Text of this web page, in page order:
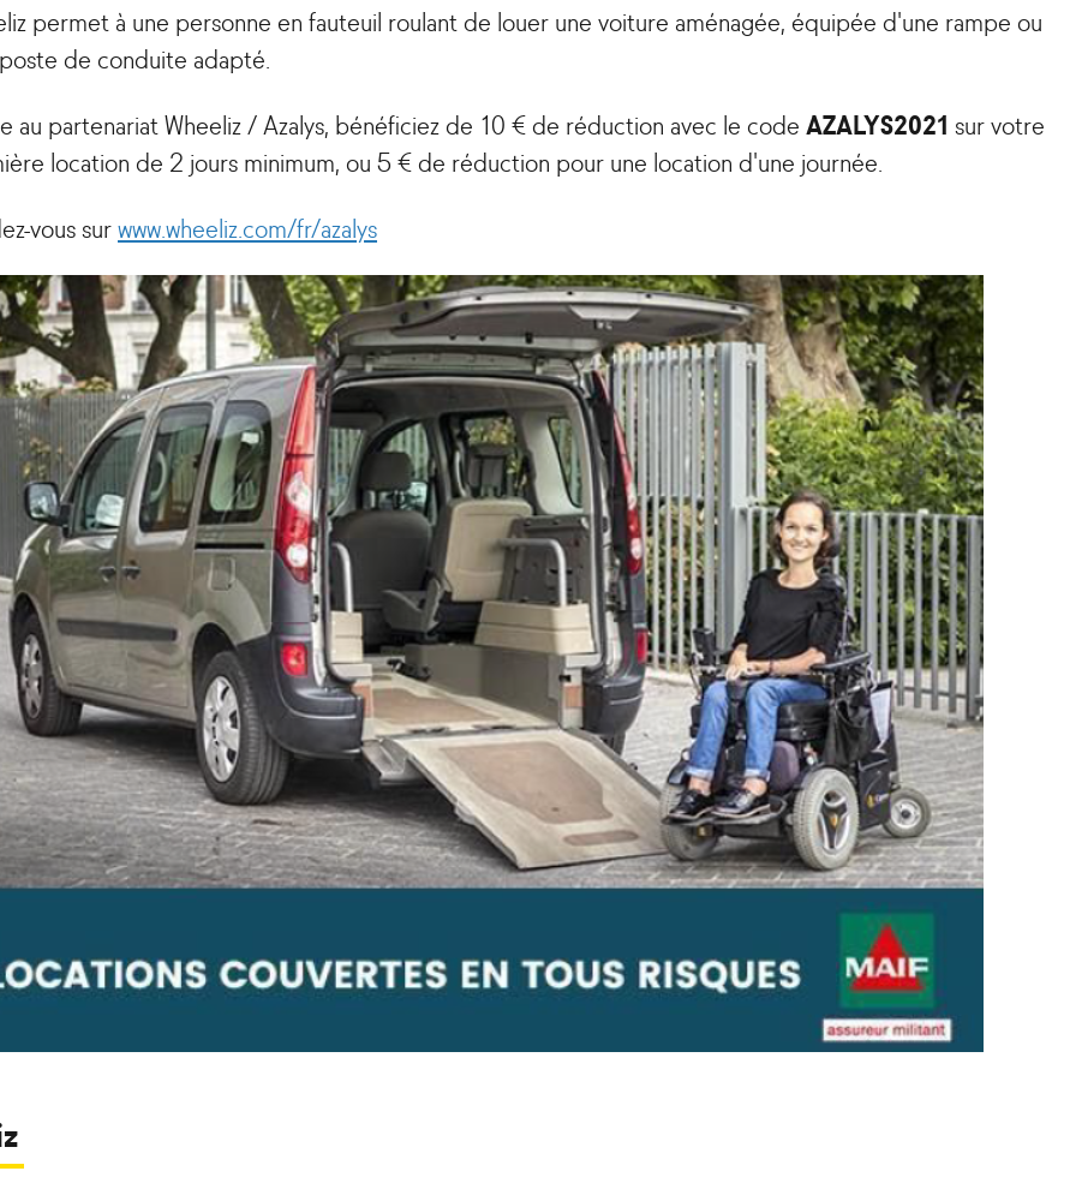
permet à une personne en fauteuil roulant de louer une voiture aménagée, équipée d'une rampe ou
de conduite adapté.
au partenariat Wheeliz / Azalys, bénéficiez de 10 € de réduction avec le codeAZALYS2021 sur votre
location de 2 jours minimum, ou 5 € de réduction pour une location d'une journée.
vous surwww.wheeliz.com/fr/azalys